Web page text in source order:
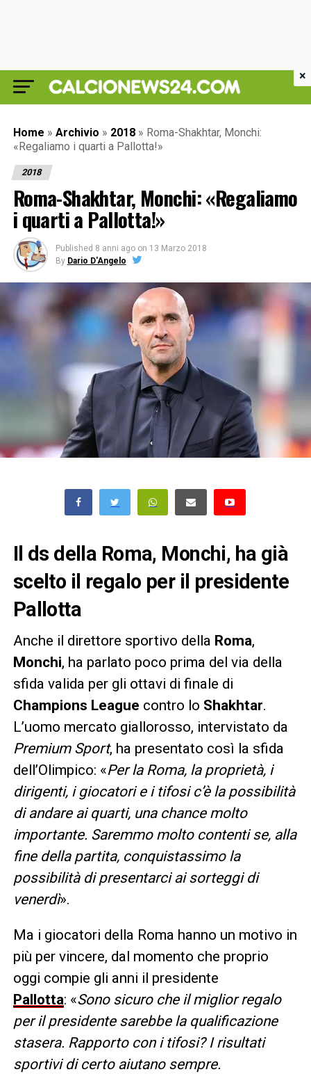
Home » Archivio » 2018 » Roma-Shakhtar, Monchi:
«Regaliamo i quarti a Pallotta!»
2018
Roma-Shakhtar, Monchi: «Regaliamo
i quarti a Pallotta!»
Published 8 anni ago on 13 Marzo 2018
By Dario D'Angelo
Il ds della Roma, Monchi, ha già
scelto il regalo per il presidente
Pallotta
Anche il direttore sportivo della Roma,
Monchi, ha parlato poco prima del via della
sfida valida per gli ottavi di finale di
Champions League contro lo Shakhtar.
L’uomo mercato giallorosso, intervistato da
Premium Sport, ha presentato così la sfida
dell’Olimpico: «Per la Roma, la proprietà, i
dirigenti, i giocatori e i tifosi c’è la possibilità
di andare ai quarti, una chance molto
importante. Saremmo molto contenti se, alla
fine della partita, conquistassimo la
possibilità di presentarci ai sorteggi di
venerdì».
Ma i giocatori della Roma hanno un motivo in
più per vincere, dal momento che proprio
oggi compie gli anni il presidente
Pallotta: «Sono sicuro che il miglior regalo
per il presidente sarebbe la qualificazione
stasera. Rapporto con i tifosi? I risultati
sportivi di certo aiutano sempre.
×